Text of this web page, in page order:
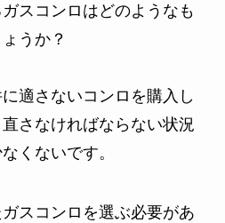
スコンロはどのようなも
うか？
適さないコンロを購入し
さなければならない状況
くないです。
スコンロを選ぶ必要があ